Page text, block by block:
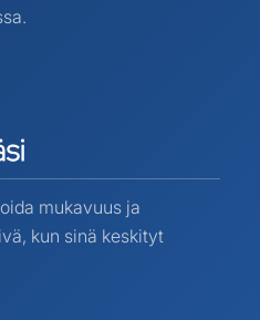
mukavuus ja
kun sinä keskityt